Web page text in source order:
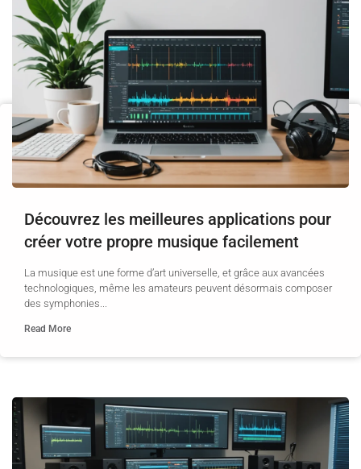
Découvrez les meilleures applications pour
créer votre propre musique facilement
La musique est une forme d’art universelle, et grâce aux avancées
technologiques, même les amateurs peuvent désormais composer
des symphonies...
Read More